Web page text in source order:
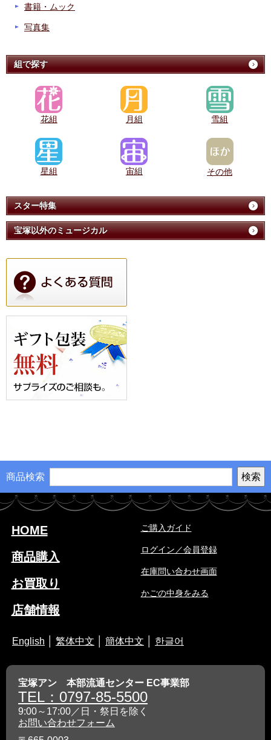
書籍・ムック
写真集
組で探す
花組 月組 雪組
星組 宙組 その他
スター特集
宝塚以外のミュージカル
商品検索
HOME
商品購入
お買取り
店舗情報
ご購入ガイド
ログイン／会員登録
在庫問い合わせ画面
かごの中身をみる
English 繁体中文 簡体中文 한글어
宝塚アン 本部流通センター EC事業部
TEL：0797-85-5500
9:00～17:00／日・祭日を除く
お問い合わせフォーム